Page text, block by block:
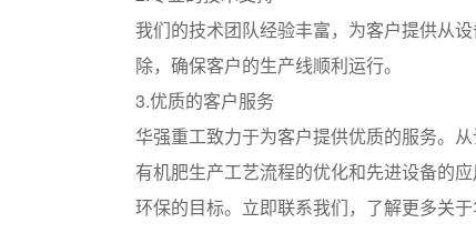
我们的技术团队经验丰富，为客户提供从
除，确保客户的生产线顺利运行。
3.优质的客户服务
华强重工致力于为客户提供优质的服务。
有机肥生产工艺流程的优化和先进设备的
环保的目标。立即联系我们，了解更多关